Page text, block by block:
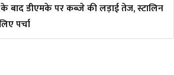
बाद डीएमके पर कब्जे की लड़ाई तेज, स्टालिन
पर्चा